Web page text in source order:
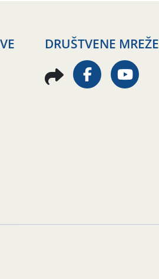
DRUŠTVENE MREŽE